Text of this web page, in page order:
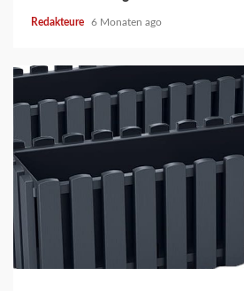
Redakteure 6 Monaten ago